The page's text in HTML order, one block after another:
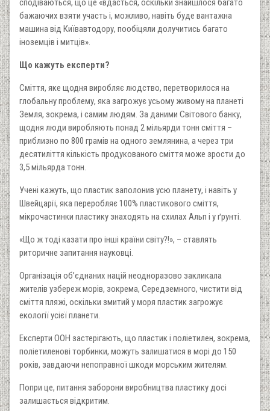
сподіваються, що це «вдасться, оскільки знайшлося багато
бажаючих взяти участь і, можливо, навіть буде вантажна
машина від Київавтодору, пообіцяли долучитись багато
іноземців і митців».
Що кажуть експерти?
Сміття, яке щодня виробляє людство, перетворилося на
глобальну проблему, яка загрожує усьому живому на планеті
Земля, зокрема, і самим людям. За даними Світового банку,
щодня люди виробляють понад 2 мільярди тонн сміття –
приблизно по 800 грамів на одного землянина, а через три
десятиліття кількість продукованого сміття може зрости до
3,5 мільярда тонн.
Учені кажуть, що пластик заполонив усю планету, і навіть у
Швейцарії, яка переробляє 100% пластикового сміття,
мікрочастинки пластику знаходять на схилах Альп і у ґрунті.
«Що ж тоді казати про інші країни світу?!», – ставлять
риторичне запитання науковці.
Організація об’єднаних націй неодноразово закликала
жителів узбереж морів, зокрема, Середземного, чистити від
сміття пляжі, оскільки змитий у моря пластик загрожує
екології усієї планети.
Експерти ООН застерігають, що пластик і поліетилен, зокрема,
поліетиленові торбинки, можуть залишатися в морі до 150
років, завдаючи непоправної шкоди морським жителям.
Попри це, питання заборони виробництва пластику досі
залишається відкритим.